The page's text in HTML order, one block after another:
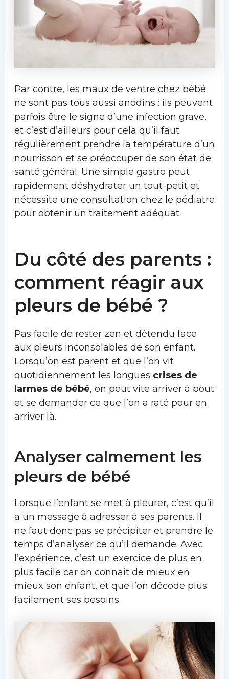
Par contre, les maux de ventre chez bébé
ne sont pas tous aussi anodins : ils peuvent
parfois être le signe d’une infection grave,
et c’est d’ailleurs pour cela qu’il faut
régulièrement prendre la température d’un
nourrisson et se préoccuper de son état de
santé général. Une simple gastro peut
rapidement déshydrater un tout-petit et
nécessite une consultation chez le pédiatre
pour obtenir un traitement adéquat.
Du côté des parents :
comment réagir aux
pleurs de bébé ?
Pas facile de rester zen et détendu face
aux pleurs inconsolables de son enfant.
Lorsqu’on est parent et que l’on vit
quotidiennement les longues crises de
larmes de bébé, on peut vite arriver à bout
et se demander ce que l’on a raté pour en
arriver là.
Analyser calmement les
pleurs de bébé
Lorsque l’enfant se met à pleurer, c’est qu’il
a un message à adresser à ses parents. Il
ne faut donc pas se précipiter et prendre le
temps d’analyser ce qu’il demande. Avec
l’expérience, c’est un exercice de plus en
plus facile car on connait de mieux en
mieux son enfant, et que l’on décode plus
facilement ses besoins.